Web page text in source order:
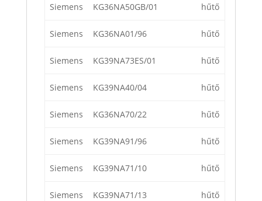
Siemens KG36NA50GB/01 hűtő
Siemens KG36NA01/96 hűtő
Siemens KG39NA73ES/01 hűtő
Siemens KG39NA40/04 hűtő
Siemens KG36NA70/22 hűtő
Siemens KG39NA91/96 hűtő
Siemens KG39NA71/10 hűtő
Siemens KG39NA71/13 hűtő